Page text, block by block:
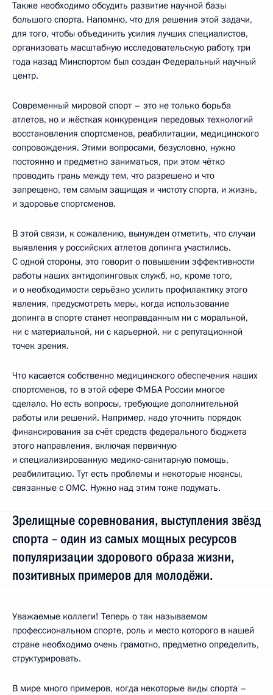
Также необходимо обсудить развитие научной базы
большого спорта. Напомню, что для решения этой задачи,
для того, чтобы объединить усилия лучших специалистов,
организовать масштабную исследовательскую работу, три
года назад Минспортом был создан Федеральный научный
центр.
Современный мировой спорт – это не только борьба
атлетов, но и жёсткая конкуренция передовых технологий
восстановления спортсменов, реабилитации, медицинского
сопровождения. Этими вопросами, безусловно, нужно
постоянно и предметно заниматься, при этом чётко
проводить грань между тем, что разрешено и что
запрещено, тем самым защищая и чистоту спорта, и жизнь,
и здоровье спортсменов.
В этой связи, к сожалению, вынужден отметить, что случаи
выявления у российских атлетов допинга участились.
С одной стороны, это говорит о повышении эффективности
работы наших антидопинговых служб, но, кроме того,
и о необходимости серьёзно усилить профилактику этого
явления, предусмотреть меры, когда использование
допинга в спорте станет неоправданным ни с моральной,
ни с материальной, ни с карьерной, ни с репутационной
точек зрения.
Что касается собственно медицинского обеспечения наших
спортсменов, то в этой сфере ФМБА России многое
сделало. Но есть вопросы, требующие дополнительной
работы или решений. Например, надо уточнить порядок
финансирования за счёт средств федерального бюджета
этого направления, включая первичную
и специализированную медико-санитарную помощь,
реабилитацию. Тут есть проблемы и некоторые нюансы,
связанные с ОМС. Нужно над этим тоже подумать.
Зрелищные соревнования, выступления звёзд
спорта – один из самых мощных ресурсов
популяризации здорового образа жизни,
позитивных примеров для молодёжи.
Уважаемые коллеги! Теперь о так называемом
профессиональном спорте, роль и место которого в нашей
стране необходимо очень грамотно, предметно определить,
структурировать.
В мире много примеров, когда некоторые виды спорта –